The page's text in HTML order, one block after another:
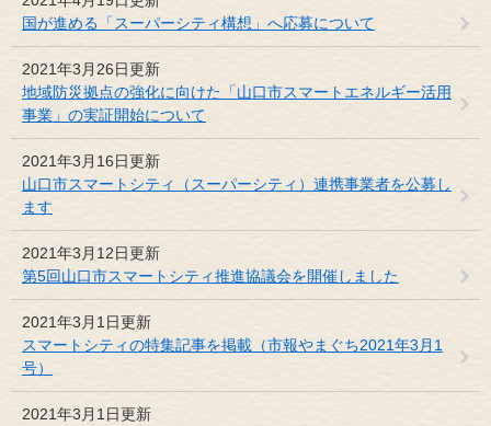
国が進める「スーパーシティ構想」へ応募について
2021年3月26日更新
地域防災拠点の強化に向けた「山口市スマートエネルギー活用
事業」の実証開始について
2021年3月16日更新
山口市スマートシティ（スーパーシティ）連携事業者を公募し
ます
2021年3月12日更新
第5回山口市スマートシティ推進協議会を開催しました
2021年3月1日更新
スマートシティの特集記事を掲載（市報やまぐち2021年3月1
号）
2021年3月1日更新